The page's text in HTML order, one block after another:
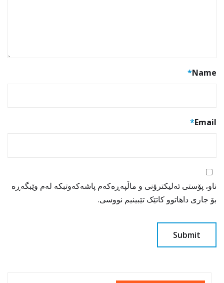
Name
*
Email
*
ناو، پۆستی ئەلیکترۆنی و ماڵپەڕەکەم پاشەکەوتبکە لەم وێبگەڕە
بۆ جاری داهاتوو کاتێک تێبینیم نووسی.